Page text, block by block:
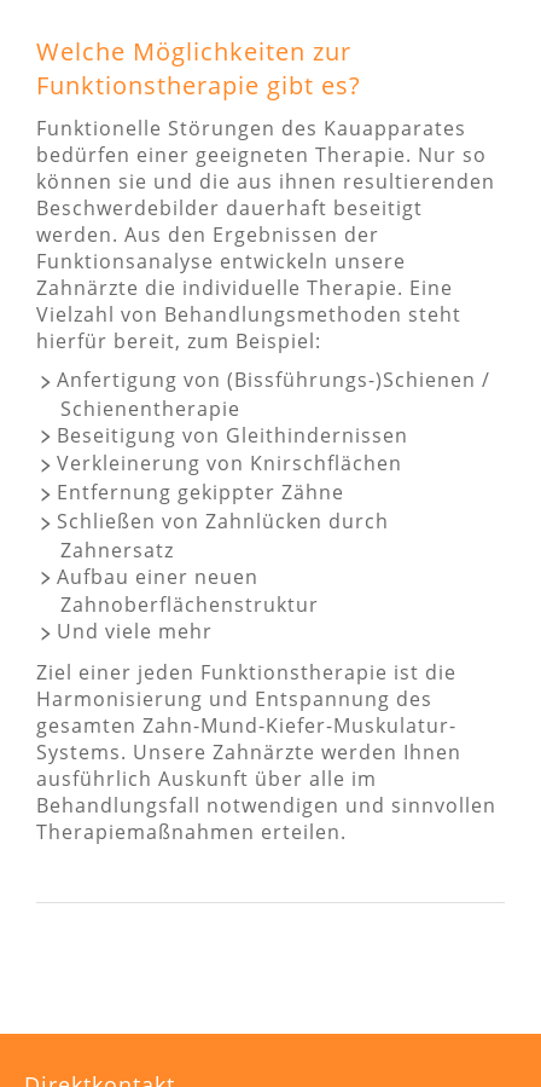
Welche Möglichkeiten zur
Funktionstherapie gibt es?
Funktionelle Störungen des Kauapparates
bedürfen einer geeigneten Therapie. Nur so
können sie und die aus ihnen resultierenden
Beschwerdebilder dauerhaft beseitigt
werden. Aus den Ergebnissen der
Funktionsanalyse entwickeln unsere
Zahnärzte die individuelle Therapie. Eine
Vielzahl von Behandlungsmethoden steht
hierfür bereit, zum Beispiel:
Anfertigung von (Bissführungs-)Schienen /
Schienentherapie
Beseitigung von Gleithindernissen
Verkleinerung von Knirschflächen
Entfernung gekippter Zähne
Schließen von Zahnlücken durch
Zahnersatz
Aufbau einer neuen
Zahnoberflächenstruktur
Und viele mehr
Ziel einer jeden Funktionstherapie ist die
Harmonisierung und Entspannung des
gesamten Zahn-Mund-Kiefer-Muskulatur-
Systems. Unsere Zahnärzte werden Ihnen
ausführlich Auskunft über alle im
Behandlungsfall notwendigen und sinnvollen
Therapiemaßnahmen erteilen.